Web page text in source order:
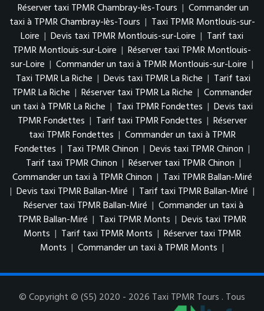
Réserver taxi TPMR Chambray-lès-Tours | Commander un
taxi à TPMR Chambray-lès-Tours | Taxi TPMR Montlouis-sur-
Loire | Devis taxi TPMR Montlouis-sur-Loire | Tarif taxi
TPMR Montlouis-sur-Loire | Réserver taxi TPMR Montlouis-
sur-Loire | Commander un taxi à TPMR Montlouis-sur-Loire |
Taxi TPMR La Riche | Devis taxi TPMR La Riche | Tarif taxi
TPMR La Riche | Réserver taxi TPMR La Riche | Commander
un taxi à TPMR La Riche | Taxi TPMR Fondettes | Devis taxi
TPMR Fondettes | Tarif taxi TPMR Fondettes | Réserver
taxi TPMR Fondettes | Commander un taxi à TPMR
Fondettes | Taxi TPMR Chinon | Devis taxi TPMR Chinon |
Tarif taxi TPMR Chinon | Réserver taxi TPMR Chinon |
Commander un taxi à TPMR Chinon | Taxi TPMR Ballan-Miré
| Devis taxi TPMR Ballan-Miré | Tarif taxi TPMR Ballan-Miré |
Réserver taxi TPMR Ballan-Miré | Commander un taxi à
TPMR Ballan-Miré | Taxi TPMR Monts | Devis taxi TPMR
Monts | Tarif taxi TPMR Monts | Réserver taxi TPMR
Monts | Commander un taxi à TPMR Monts |
© Copyright © (S5) 2020 - 2026 Taxi TPMR Tours . Tous